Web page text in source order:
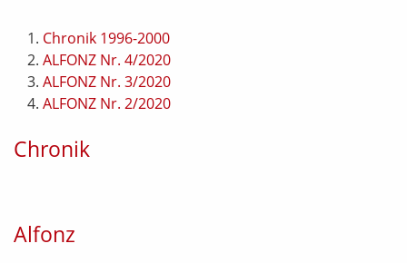
Chronik 1996-2000
ALFONZ Nr. 4/2020
ALFONZ Nr. 3/2020
ALFONZ Nr. 2/2020
Chronik
Alfonz